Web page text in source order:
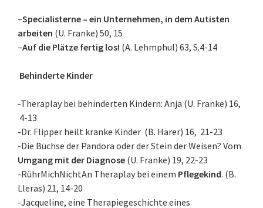
–Specialisterne – ein Unternehmen, in dem Autisten
arbeiten (U. Franke) 50, 15
–Auf die Plätze fertig los! (A. Lehmphul) 63, S.4-14
Behinderte Kinder
-Theraplay bei behinderten Kindern: Anja (U. Franke) 16,
4-13
-Dr. Flipper heilt kranke Kinder (B. Härer) 16, 21-23
-Die Büchse der Pandora oder der Stein der Weisen? Vom
Umgang mit der Diagnose (U. Franke) 19, 22-23
-RührMichNichtAn Theraplay bei einem Pflegekind. (B.
Lleras) 21, 14-20
-Jacqueline, eine Therapiegeschichte eines